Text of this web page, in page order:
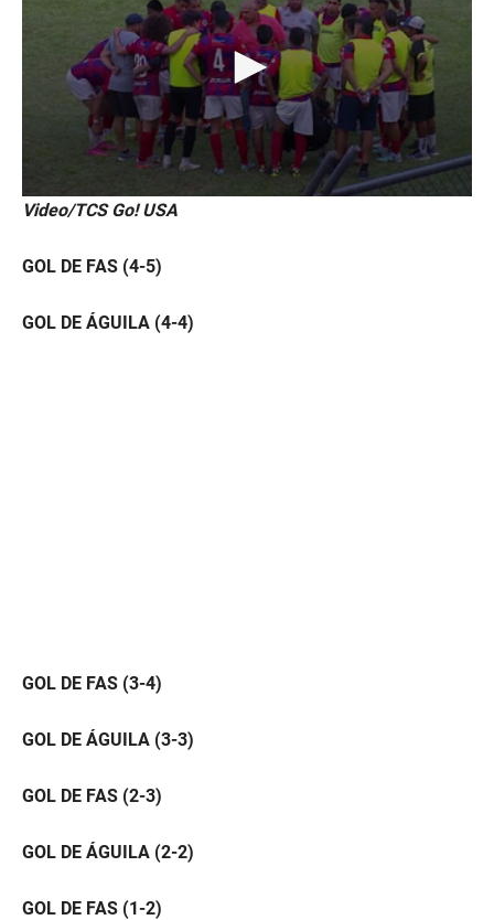
0
s
c
o
s
d
Video/TCS Go! USA
GOL DE FAS (4-5)
GOL DE ÁGUILA (4-4)
GOL DE FAS (3-4)
GOL DE ÁGUILA (3-3)
GOL DE FAS (2-3)
GOL DE ÁGUILA (2-2)
GOL DE FAS (1-2)